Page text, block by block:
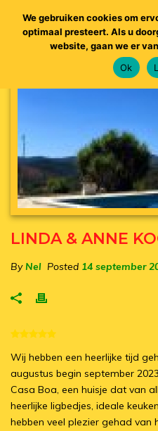
LINDA & ANNE
ByNel Posted 14 september
Wij hebben een heerlijke tijd
augustus begin september
Casa Boa, een huisje dat van
heerlijke ligbedjes, ideale
hebben veel plezier gehad van
We gebruiken cookies om
optimaal presteert. Als u
website, gaan we er
Ok